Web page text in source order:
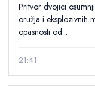
Pritvor dvojici
oružja i eksplozivnih
opasnosti od...
21:41